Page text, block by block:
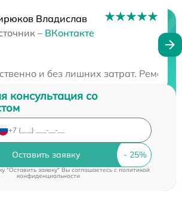
Владислав
– ВКонтакте
и без лишних затрат.
консультация со
Оставить заявку
"Оставить заявку" Вы соглашаетесь cполитикой
конфиденциальности